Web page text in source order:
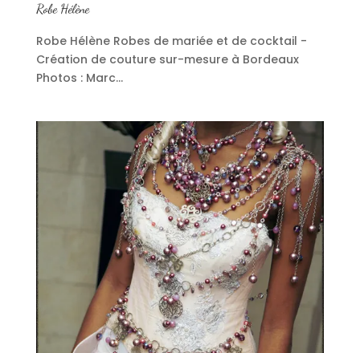
Robe Hélène
Robe Hélène Robes de mariée et de cocktail -
Création de couture sur-mesure à Bordeaux
Photos : Marc...